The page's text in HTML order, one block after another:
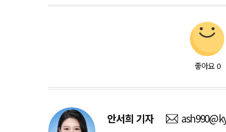
좋아요 0
안서희 기자